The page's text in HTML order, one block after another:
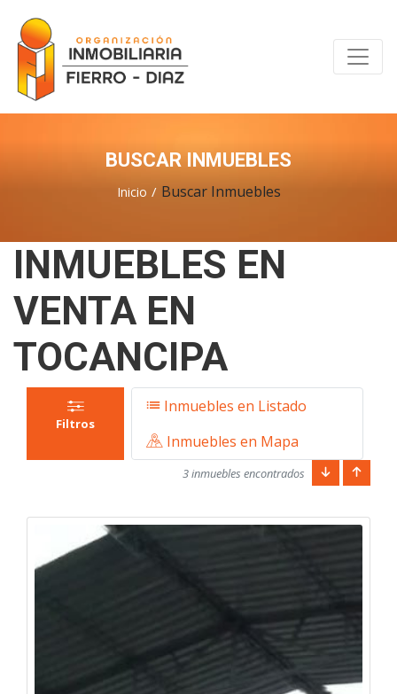
BUSCAR INMUEBLES
Inicio Buscar Inmuebles
INMUEBLES EN
VENTA EN
TOCANCIPA
Filtros
Inmuebles en Listado
Inmuebles en Mapa
3 inmuebles encontrados